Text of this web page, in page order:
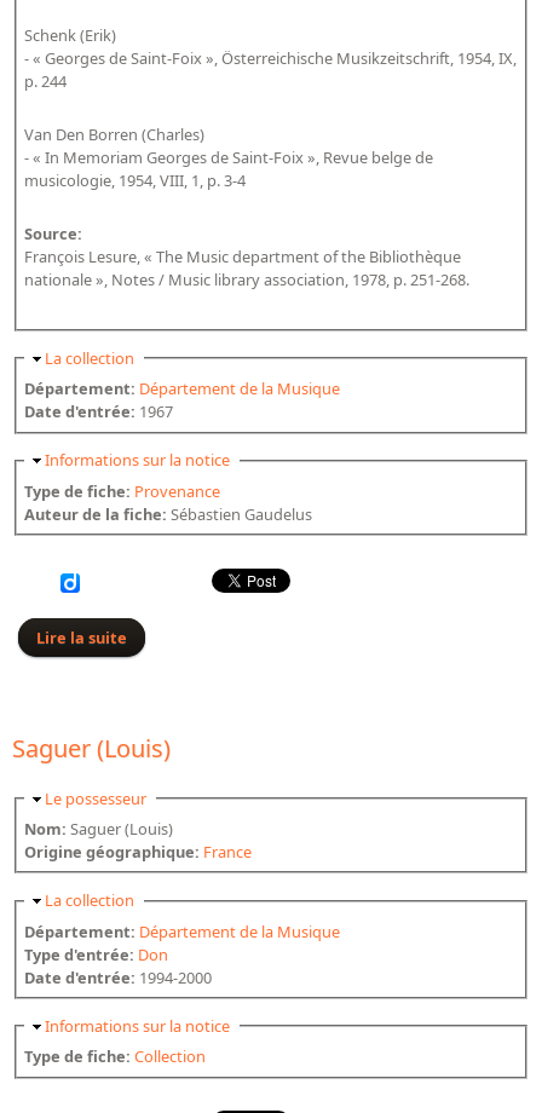
Schenk (Erik)
- « Georges de Saint-Foix », Österreichische Musikzeitschrift, 1954, IX,
p. 244
Van Den Borren (Charles)
- « In Memoriam Georges de Saint-Foix », Revue belge de
musicologie, 1954, VIII, 1, p. 3-4
Source:
François Lesure, « The Music department of the Bibliothèque
nationale », Notes / Music library association, 1978, p. 251-268.
Masquer
La collection
Département: Département de la Musique
Date d'entrée: 1967
Masquer
Informations sur la notice
Type de fiche: Provenance
Auteur de la fiche:Sébastien Gaudelus
Lire la suite de Georges de Saint-Foix
Saguer (Louis)
Masquer
Le possesseur
Nom:Saguer (Louis)
Origine géographique: France
Masquer
La collection
Département: Département de la Musique
Type d'entrée: Don
Date d'entrée: 1994-2000
Masquer
Informations sur la notice
Type de fiche:Collection